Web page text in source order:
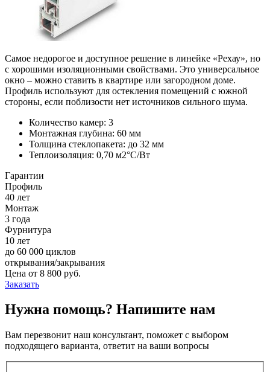
Самое недорогое и доступное решение в линейке «Рехау», но
с хорошими изоляционными свойствами. Это универсальное
окно – можно ставить в квартире или загородном доме.
Профиль используют для остекления помещений с южной
стороны, если поблизости нет источников сильного шума.
Количество камер: 3
Монтажная глубина: 60 мм
Толщина стеклопакета: до 32 мм
Теплоизоляция: 0,70 м2°С/Вт
Гарантии
Профиль
40 лет
Монтаж
3 года
Фурнитура
10 лет
до 60 000 циклов
открывания/закрывания
Цена от 8 800 руб.
Заказать
Нужна помощь? Напишите нам
Вам перезвонит наш консультант, поможет с выбором
подходящего варианта, ответит на ваши вопросы